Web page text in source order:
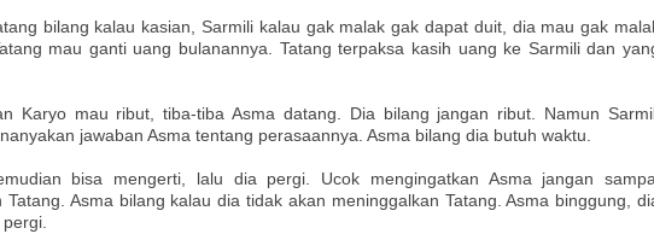
bilang kalau kasian, Sarmili kalau gak malak gak dapat duit, dia mau gak
mau ganti uang bulanannya. Tatang terpaksa kasih uang ke Sarmili dan
Karyo mau ribut, tiba-tiba Asma datang. Dia bilang jangan ribut. Namun
jawaban Asma tentang perasaannya. Asma bilang dia butuh waktu.
bisa mengerti, lalu dia pergi. Ucok mengingatkan Asma jangan
Tatang. Asma bilang kalau dia tidak akan meninggalkan Tatang. Asma binggung,